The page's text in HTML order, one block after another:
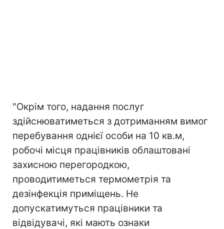
"Окрім того, надання послуг
здійснюватиметься з дотриманням вимог
перебування однієї особи на 10 кв.м,
робочі місця працівників облаштовані
захисною перегородкою,
проводитиметься термометрія та
дезінфекція приміщень. Не
допускатимуться працівники та
відвідувачі, які мають ознаки